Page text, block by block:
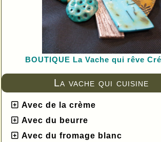
BOUTIQUE La Vache qui rêve
La vache qui cuisine
Avec de la crème
Avec du beurre
Avec du fromage blanc